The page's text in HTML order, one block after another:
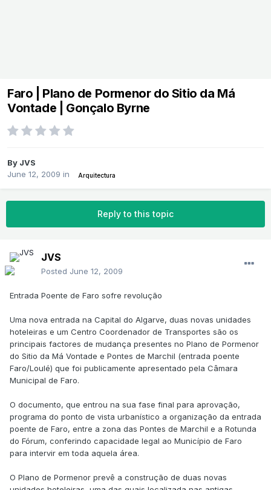
Faro | Plano de Pormenor do Sitio da Má
Vontade | Gonçalo Byrne
By JVS
June 12, 2009 in Arquitectura
Reply to this topic
JVS
Posted June 12, 2009
Entrada Poente de Faro sofre revolução
Uma nova entrada na Capital do Algarve, duas novas unidades
hoteleiras e um Centro Coordenador de Transportes são os
principais factores de mudança presentes no Plano de Pormenor
do Sitio da Má Vontade e Pontes de Marchil (entrada poente
Faro/Loulé) que foi publicamente apresentado pela Câmara
Municipal de Faro.
O documento, que entrou na sua fase final para aprovação,
programa do ponto de vista urbanístico a organização da entrada
poente de Faro, entre a zona das Pontes de Marchil e a Rotunda
do Fórum, conferindo capacidade legal ao Município de Faro
para intervir em toda aquela área.
O Plano de Pormenor prevê a construção de duas novas